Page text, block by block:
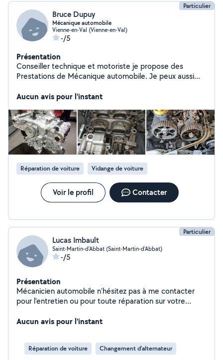
Particulier
Bruce Dupuy
Mécanique automobile
Vienne-en-Val (Vienne-en-Val)
-/5
Présentation
Conseiller technique et motoriste je propose des
Prestations de Mécanique automobile. Je peux aussi
simple que vous aimeriez savoir faire dans les règles (
Aucun avis pour l'instant
Réparation de voiture Vidange de voiture
Voir le profil Contacter
Particulier
Lucas Imbault
Saint-Martin-d'Abbat (Saint-Martin-d'Abbat)
-/5
Présentation
Mécanicien automobile n'hésitez pas à me contacter
pour l'entretien ou pour toute réparation sur votre
Aucun avis pour l'instant
Réparation de voiture Changement d'alternateur